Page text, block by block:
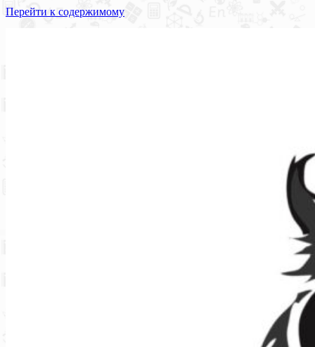
Перейти к содержимому